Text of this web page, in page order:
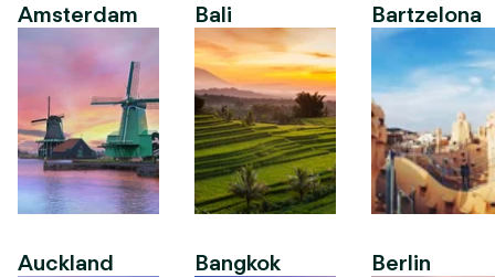
Amsterdam
Auckland
Bali
Bangkok
Bartzelona
Berlin